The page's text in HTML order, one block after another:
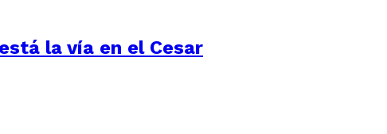
la vía en el Cesar